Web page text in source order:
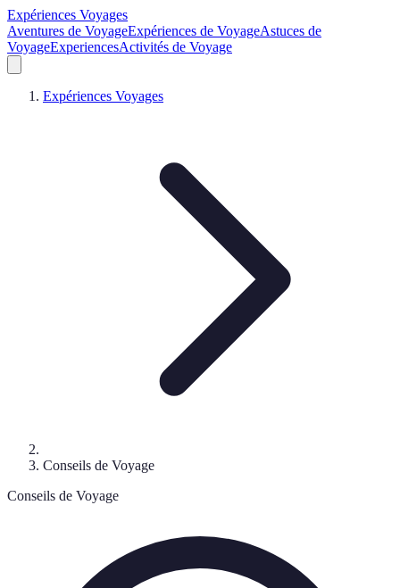
Expériences Voyages
Aventures de VoyageExpériences de VoyageAstuces de
VoyageExperiencesActivités de Voyage
Expériences Voyages
Conseils de Voyage
Conseils de Voyage